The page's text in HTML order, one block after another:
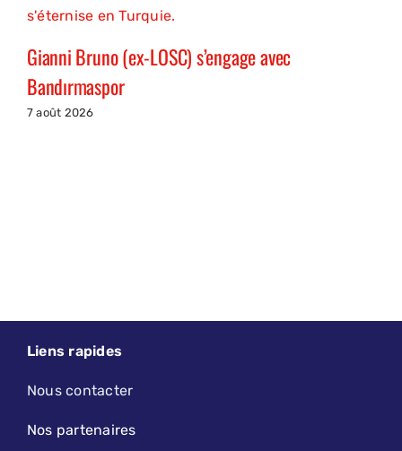
Gianni Bruno (ex-LOSC) s’engage avec
Bandırmaspor
7 août 2026
Liens rapides
Nous contacter
Nos partenaires